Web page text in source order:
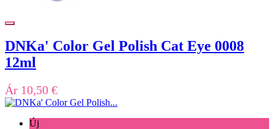
DNKa' Color Gel Polish Cat Eye 0008
12ml
Ár 10,50 €
Új